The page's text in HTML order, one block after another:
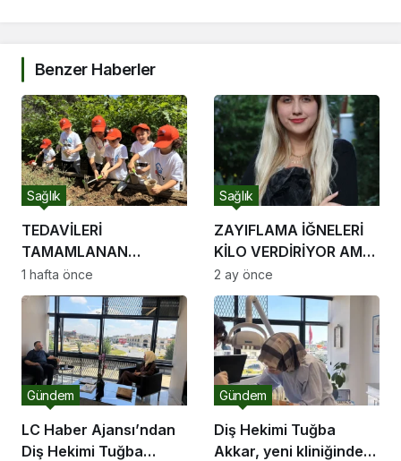
Benzer Haberler
TEDAVİLERİ
TAMAMLANAN
ÇOCUKLAR LÖSEV YAZ
OKULU’NDA
UNUTULMAZ ANLAR
YAŞADI
Sağlık
1 hafta önce
ZAYIFLAMA İĞNELERİ
KİLO VERDİRİYOR AMA
DUYGUSAL AÇLIĞI
DURDURAMIYOR
Sağlık
2 ay önce
LC Haber Ajansı’ndan
Diş Hekimi Tuğba
Gündem
Diş Hekimi Tuğba
Akkar, yeni kliniğinde
Gündem